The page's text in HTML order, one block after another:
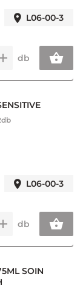
L06-00-3
db
L06-00-3
db
SOIN